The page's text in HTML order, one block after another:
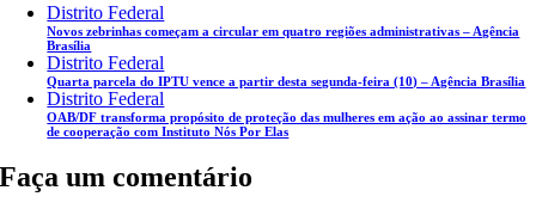
Distrito Federal
Novos zebrinhas começam a circular em quatro regiões administrativas – Agência
Brasília
Distrito Federal
Quarta parcela do IPTU vence a partir desta segunda-feira (10) – Agência Brasília
Distrito Federal
OAB/DF transforma propósito de proteção das mulheres em ação ao assinar termo
de cooperação com Instituto Nós Por Elas
Faça um comentário